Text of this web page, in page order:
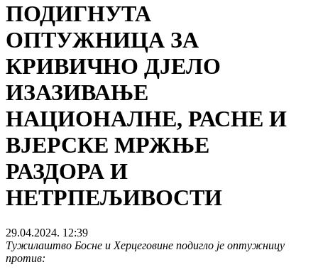
ПОДИГНУТА
ОПТУЖНИЦА ЗА
КРИВИЧНО ДЈЕЛО
ИЗАЗИВАЊЕ
НАЦИОНАЛНЕ, РАСНЕ И
ВЈЕРСКЕ МРЖЊЕ
РАЗДОРА И
НЕТРПЕЉИВОСТИ
29.04.2024. 12:39
Тужилаштво Босне и Херцеговине подигло је оптужницу
против: